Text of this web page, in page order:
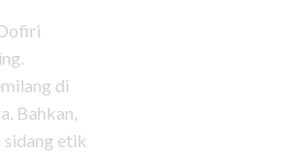
di
Bahkan,
sidang etik